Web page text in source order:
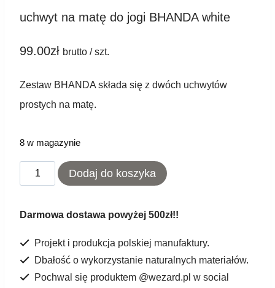
uchwyt na matę do jogi BHANDA white
99.00zł brutto / szt.
Zestaw BHANDA składa się z dwóch uchwytów
prostych na matę.
8 w magazynie
ilość
na
do
Dodaj do koszyka
Darmowa dostawa powyżej 500zł!!
Projekt i produkcja polskiej manufaktury.
Dbałość o wykorzystanie naturalnych materiałów.
Pochwal się produktem @wezard.pl w social